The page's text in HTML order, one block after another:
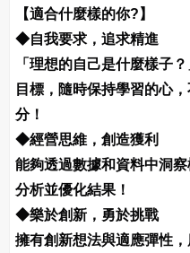
【適合什麼樣的你?】
◆自我要求，追求精進
「理想的自己是什麼樣子
目標，隨時保持學習的心
分！
◆經營思維，創造獲利
能夠透過數據和資料中洞
分析並優化結果！
◆樂於創新，勇於挑戰
擁有創新想法與適應彈性